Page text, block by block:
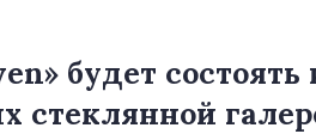
будет
стеклянной